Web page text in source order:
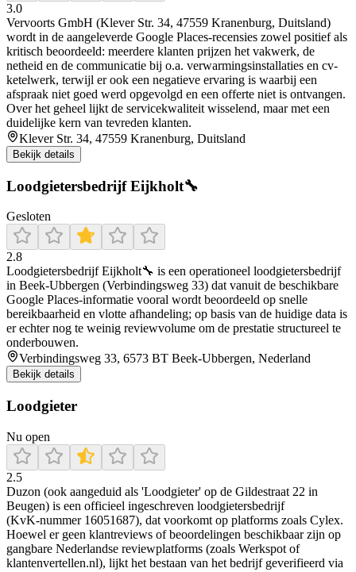
3.0
Vervoorts GmbH (Klever Str. 34, 47559 Kranenburg, Duitsland)
wordt in de aangeleverde Google Places-recensies zowel positief als
kritisch beoordeeld: meerdere klanten prijzen het vakwerk, de
netheid en de communicatie bij o.a. verwarmingsinstallaties en cv-
ketelwerk, terwijl er ook een negatieve ervaring is waarbij een
afspraak niet goed werd opgevolgd en een offerte niet is ontvangen.
Over het geheel lijkt de servicekwaliteit wisselend, maar met een
duidelijke kern van tevreden klanten.
Klever Str. 34, 47559 Kranenburg, Duitsland
Bekijk details
Loodgietersbedrijf Eijkholt🔧
Gesloten
2.8
Loodgietersbedrijf Eijkholt🔧 is een operationeel loodgietersbedrijf
in Beek-Ubbergen (Verbindingsweg 33) dat vanuit de beschikbare
Google Places-informatie vooral wordt beoordeeld op snelle
bereikbaarheid en vlotte afhandeling; op basis van de huidige data is
er echter nog te weinig reviewvolume om de prestatie structureel te
onderbouwen.
Verbindingsweg 33, 6573 BT Beek-Ubbergen, Nederland
Bekijk details
Loodgieter
Nu open
2.5
Duzon (ook aangeduid als 'Loodgieter' op de Gildestraat 22 in
Beugen) is een officieel ingeschreven loodgietersbedrijf
(KvK‑nummer 16051687), dat voorkomt op platforms zoals Cylex.
Hoewel er geen klantreviews of beoordelingen beschikbaar zijn op
gangbare Nederlandse reviewplatforms (zoals Werkspot of
klantenvertellen.nl), lijkt het bestaan van het bedrijf geverifieerd via